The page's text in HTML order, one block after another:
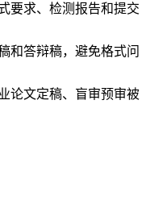
要求、检测报告和提交
和答辩稿，避免格式问
论文定稿、盲审预审被